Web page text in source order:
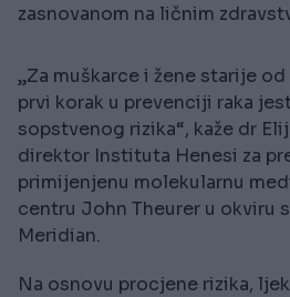
zasnovanom na ličnim
„Za muškarce i žene starije
prvi korak u prevenciji raka
sopstvenog rizika“, kaže dr
direktor Instituta Henesi za
primijenjenu molekularnu
centru John Theurer u okviru
Meridian.
Na osnovu procjene rizika,